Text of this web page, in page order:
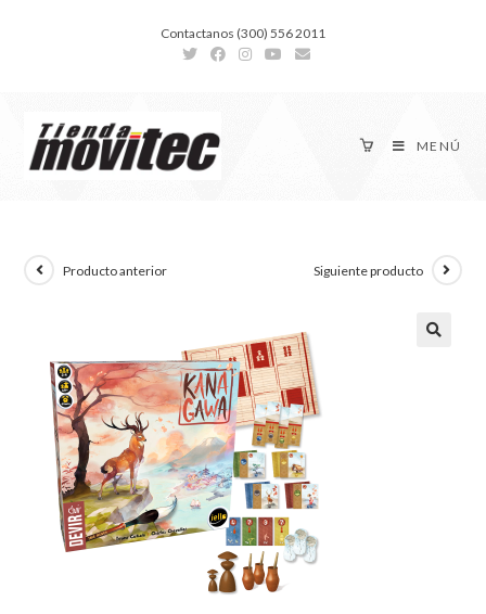
Contactanos (300) 556 2011
MENÚ
Producto anterior Siguiente producto